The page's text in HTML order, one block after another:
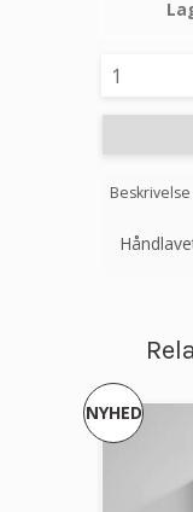
Beskrivelse
NYHED